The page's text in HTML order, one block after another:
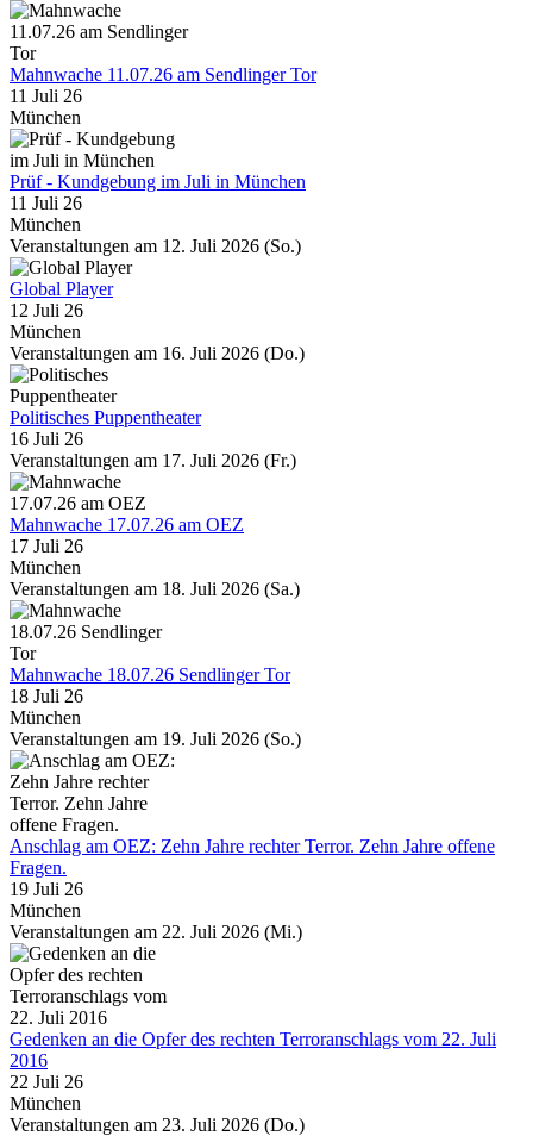
Mahnwache 11.07.26 am Sendlinger Tor
11 Juli 26
München
Prüf - Kundgebung im Juli in München
11 Juli 26
München
Veranstaltungen am 12. Juli 2026 (So.)
Global Player
12 Juli 26
München
Veranstaltungen am 16. Juli 2026 (Do.)
Politisches Puppentheater
16 Juli 26
Veranstaltungen am 17. Juli 2026 (Fr.)
Mahnwache 17.07.26 am OEZ
17 Juli 26
München
Veranstaltungen am 18. Juli 2026 (Sa.)
Mahnwache 18.07.26 Sendlinger Tor
18 Juli 26
München
Veranstaltungen am 19. Juli 2026 (So.)
Anschlag am OEZ: Zehn Jahre rechter Terror. Zehn Jahre offene
Fragen.
19 Juli 26
München
Veranstaltungen am 22. Juli 2026 (Mi.)
Gedenken an die Opfer des rechten Terroranschlags vom 22. Juli
2016
22 Juli 26
München
Veranstaltungen am 23. Juli 2026 (Do.)